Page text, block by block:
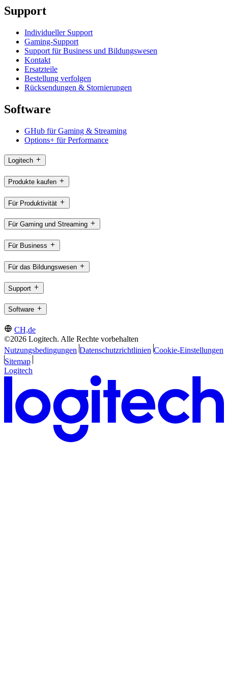
Support
Individueller Support
Gaming-Support
Support für Business und Bildungswesen
Kontakt
Ersatzteile
Bestellung verfolgen
Rücksendungen & Stornierungen
Software
GHub für Gaming & Streaming
Options+ für Performance
Logitech
Produkte kaufen
Für Produktivität
Für Gaming und Streaming
Für Business
Für das Bildungswesen
Support
Software
CH,de
©2026 Logitech. Alle Rechte vorbehalten
Nutzungsbedingungen Datenschutzrichtlinien Cookie-Einstellungen
Sitemap
Logitech